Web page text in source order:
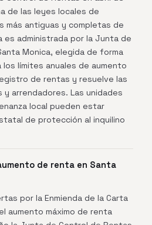
de las leyes locales de
más antiguas y completas de
es administrada por la Junta de
Monica, elegida de forma
límites anuales de aumento
de rentas y resuelve las
arrendadores. Las unidades
local pueden estar
de protección al inquilino
de renta en Santa
por la Enmienda de la Carta
aumento máximo de renta